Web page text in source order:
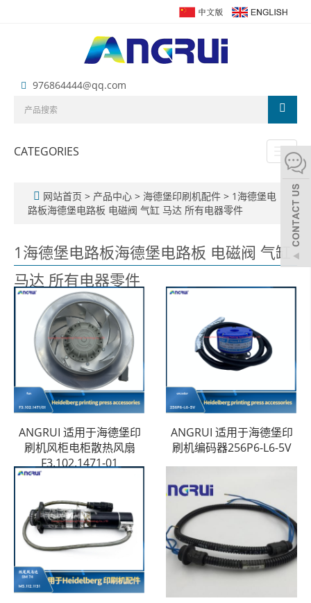
976864444@qq.com
Toggle
CATEGORIES
网站首页 > 产品中心 > 海德堡印刷机配件 > 1海德堡电
路板海德堡电路板 电磁阀 气缸 马达 所有电器零件
1海德堡电路板海德堡电路板 电磁阀 气缸
马达 所有电器零件
ANGRUI 适用于海德堡印
刷机风柜电柜散热风扇
F3.102.1471-01
ANGRUI 适用于海德堡印
刷机编码器256P6-L6-5V